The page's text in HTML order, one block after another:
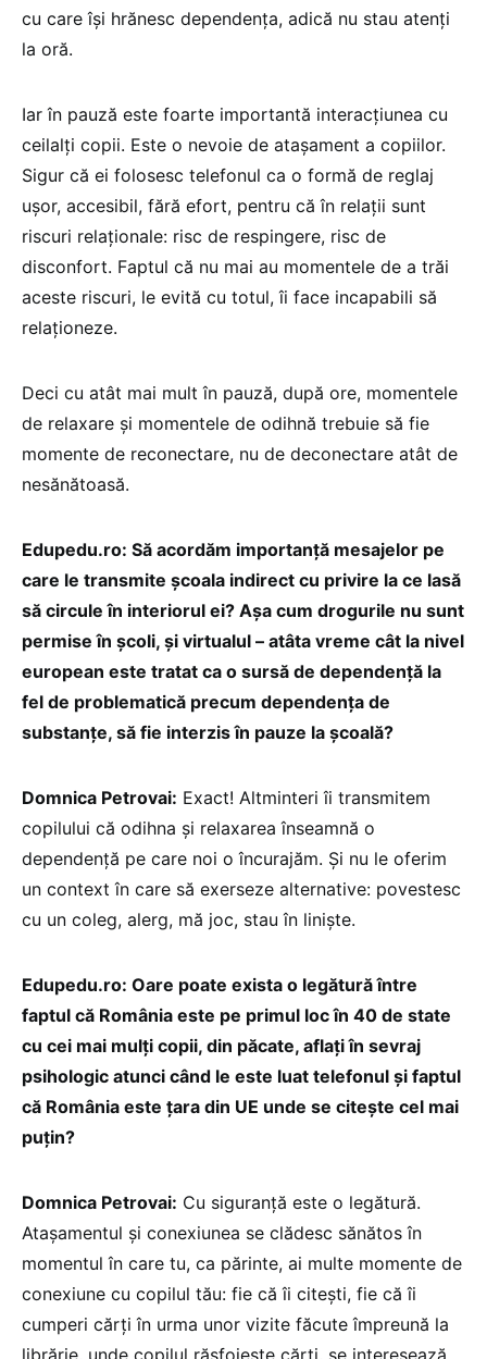
cu care își hrănesc dependența, adică nu stau atenți
la oră.
Iar în pauză este foarte importantă interacțiunea cu
ceilalți copii. Este o nevoie de atașament a copiilor.
Sigur că ei folosesc telefonul ca o formă de reglaj
ușor, accesibil, fără efort, pentru că în relații sunt
riscuri relaționale: risc de respingere, risc de
disconfort. Faptul că nu mai au momentele de a trăi
aceste riscuri, le evită cu totul, îi face incapabili să
relaționeze.
Deci cu atât mai mult în pauză, după ore, momentele
de relaxare și momentele de odihnă trebuie să fie
momente de reconectare, nu de deconectare atât de
nesănătoasă.
Edupedu.ro: Să acordăm importanță mesajelor pe
care le transmite școala indirect cu privire la ce lasă
să circule în interiorul ei? Așa cum drogurile nu sunt
permise în școli, și virtualul – atâta vreme cât la nivel
european este tratat ca o sursă de dependență la
fel de problematică precum dependența de
substanțe, să fie interzis în pauze la școală?
Domnica Petrovai: Exact! Altminteri îi transmitem
copilului că odihna și relaxarea înseamnă o
dependență pe care noi o încurajăm. Și nu le oferim
un context în care să exerseze alternative: povestesc
cu un coleg, alerg, mă joc, stau în liniște.
Edupedu.ro: Oare poate exista o legătură între
faptul că România este pe primul loc în 40 de state
cu cei mai mulți copii, din păcate, aflați în sevraj
psihologic atunci când le este luat telefonul și faptul
că România este ţara din UE unde se citeşte cel mai
puţin?
Domnica Petrovai: Cu siguranță este o legătură.
Atașamentul și conexiunea se clădesc sănătos în
momentul în care tu, ca părinte, ai multe momente de
conexiune cu copilul tău: fie că îi citești, fie că îi
cumperi cărți în urma unor vizite făcute împreună la
librărie, unde copilul răsfoiește cărți, se interesează